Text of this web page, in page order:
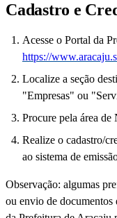
Cadastro e
Acesse o Portal da
https://
Localize a seção
"Empresas" ou
Procure pela área
Realize o cadastro/
ao sistema de
Observação: algumas
ou envio de